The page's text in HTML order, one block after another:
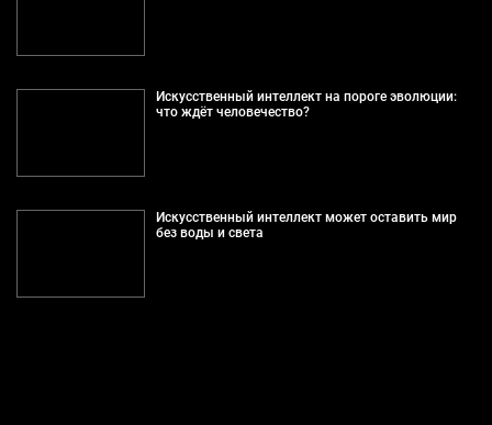
Искусственный интеллект на пороге эволюции:
что ждёт человечество?
Искусственный интеллект может оставить мир
без воды и света